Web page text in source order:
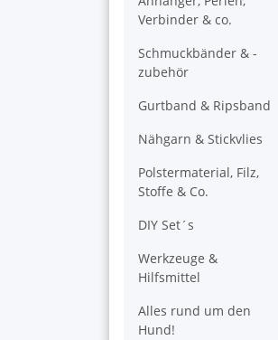
Verbinder & co.
Schmuckbänder & -
zubehör
Gurtband & Ripsband
Nähgarn & Stickvlies
Polstermaterial, Filz,
Stoffe & Co.
DIY Set´s
Werkzeuge &
Hilfsmittel
Alles rund um den
Hund!